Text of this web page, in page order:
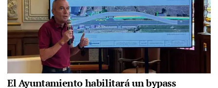
El Ayuntamiento habilitará un bypass